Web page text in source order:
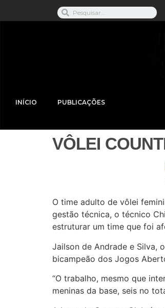
INÍCIO PUBLICAÇÕES
VÔLEI
O time adulto de vôlei
gestão técnica, o técnico
estruturar um time que foi
Jailson de Andrade e Silva,
bicampeão dos Jogos
“O trabalho, mesmo que
meninas da base, seis no